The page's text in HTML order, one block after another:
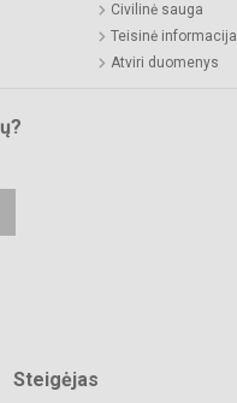
Civilinė sauga
Teisinė informacija
Atviri duomenys
Steigėjas